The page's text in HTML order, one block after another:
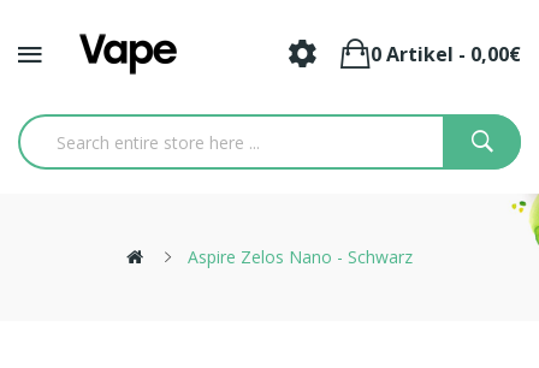
0 Artikel - 0,00€
Aspire Zelos Nano - Schwarz